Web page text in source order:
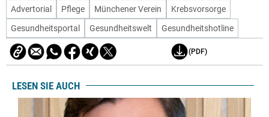
Advertorial Pflege Münchener Verein
Krebsvorsorge
Gesundheitsportal
Gesundheitswelt Gesundheitshotline
(PDF)
LESEN SIE AUCH